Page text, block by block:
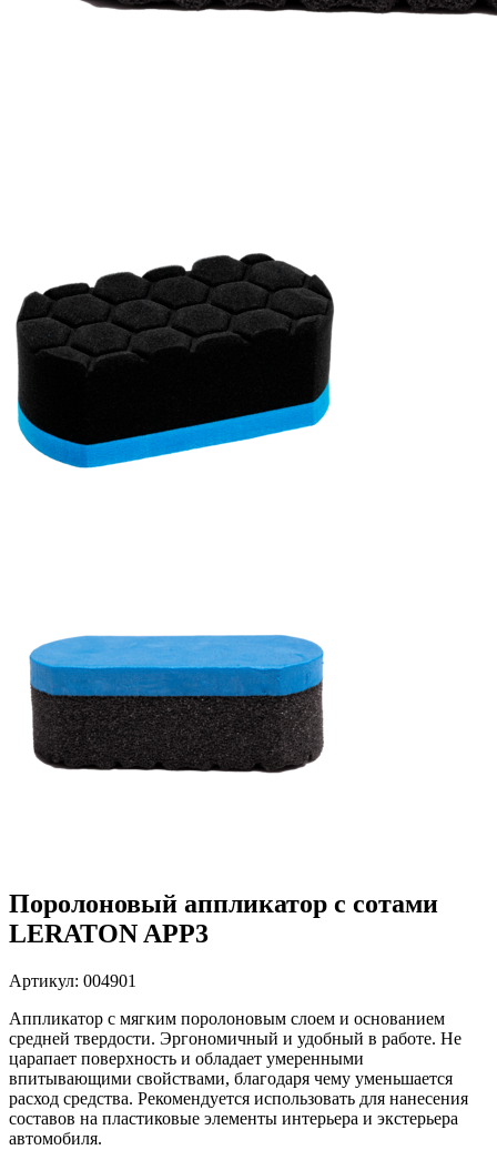
Поролоновый аппликатор с сотами
LERATON APP3
Артикул: 004901
Аппликатор с мягким поролоновым слоем и основанием
средней твердости. Эргономичный и удобный в работе. Не
царапает поверхность и обладает умеренными
впитывающими свойствами, благодаря чему уменьшается
расход средства. Рекомендуется использовать для нанесения
составов на пластиковые элементы интерьера и экстерьера
автомобиля.